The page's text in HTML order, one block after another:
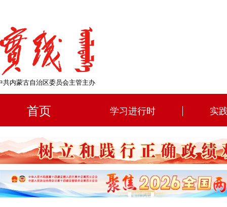
共内蒙古自治区委员会主管主办
首页 学习进行时 实